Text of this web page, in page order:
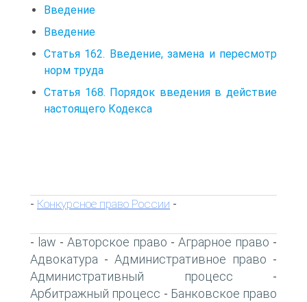
Введение
Введение
Статья 162. Введение, замена и пересмотр
норм труда
Статья 168. Порядок введения в действие
настоящего Кодекса
- Конкурсное право России -
- law - Авторское право - Аграрное право -
Адвокатура - Административное право -
Административный процесс -
Арбитражный процесс - Банковское право